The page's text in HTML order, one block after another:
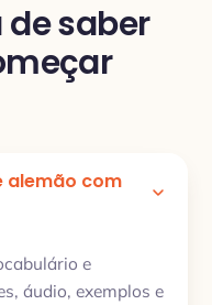
de saber
alemão com
e
áudio, exemplos e